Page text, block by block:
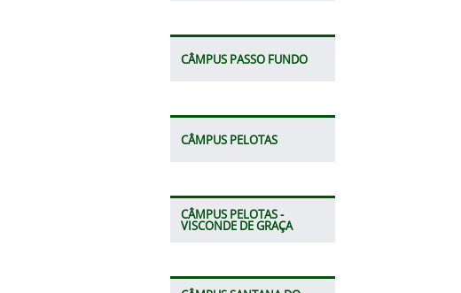
CÂMPUS PASSO FUNDO
CÂMPUS PELOTAS
CÂMPUS PELOTAS -
VISCONDE DE GRAÇA